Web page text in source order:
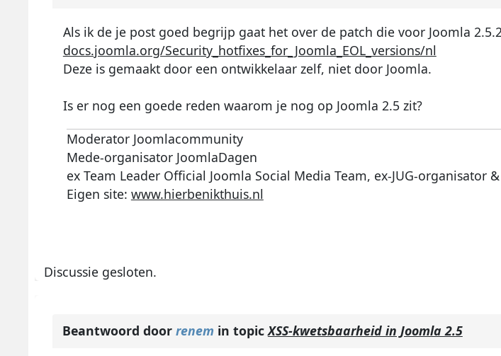
Als ik de je post goed begrijp gaat het over de patch die voor Joomla
docs.joomla.org/Security_hotfixes_for_Joomla_EOL_versions/nl
Deze is gemaakt door een ontwikkelaar zelf, niet door Joomla.
Is er nog een goede reden waarom je nog op Joomla 2.5 zit?
Moderator Joomlacommunity
Mede-organisator JoomlaDagen
ex Team Leader Official Joomla Social Media Team, ex-JUG-organisator
Eigen site: www.hierbenikthuis.nl
Discussie gesloten.
Beantwoord door renem in topicXSS-kwetsbaarheid in Joomla 2.5